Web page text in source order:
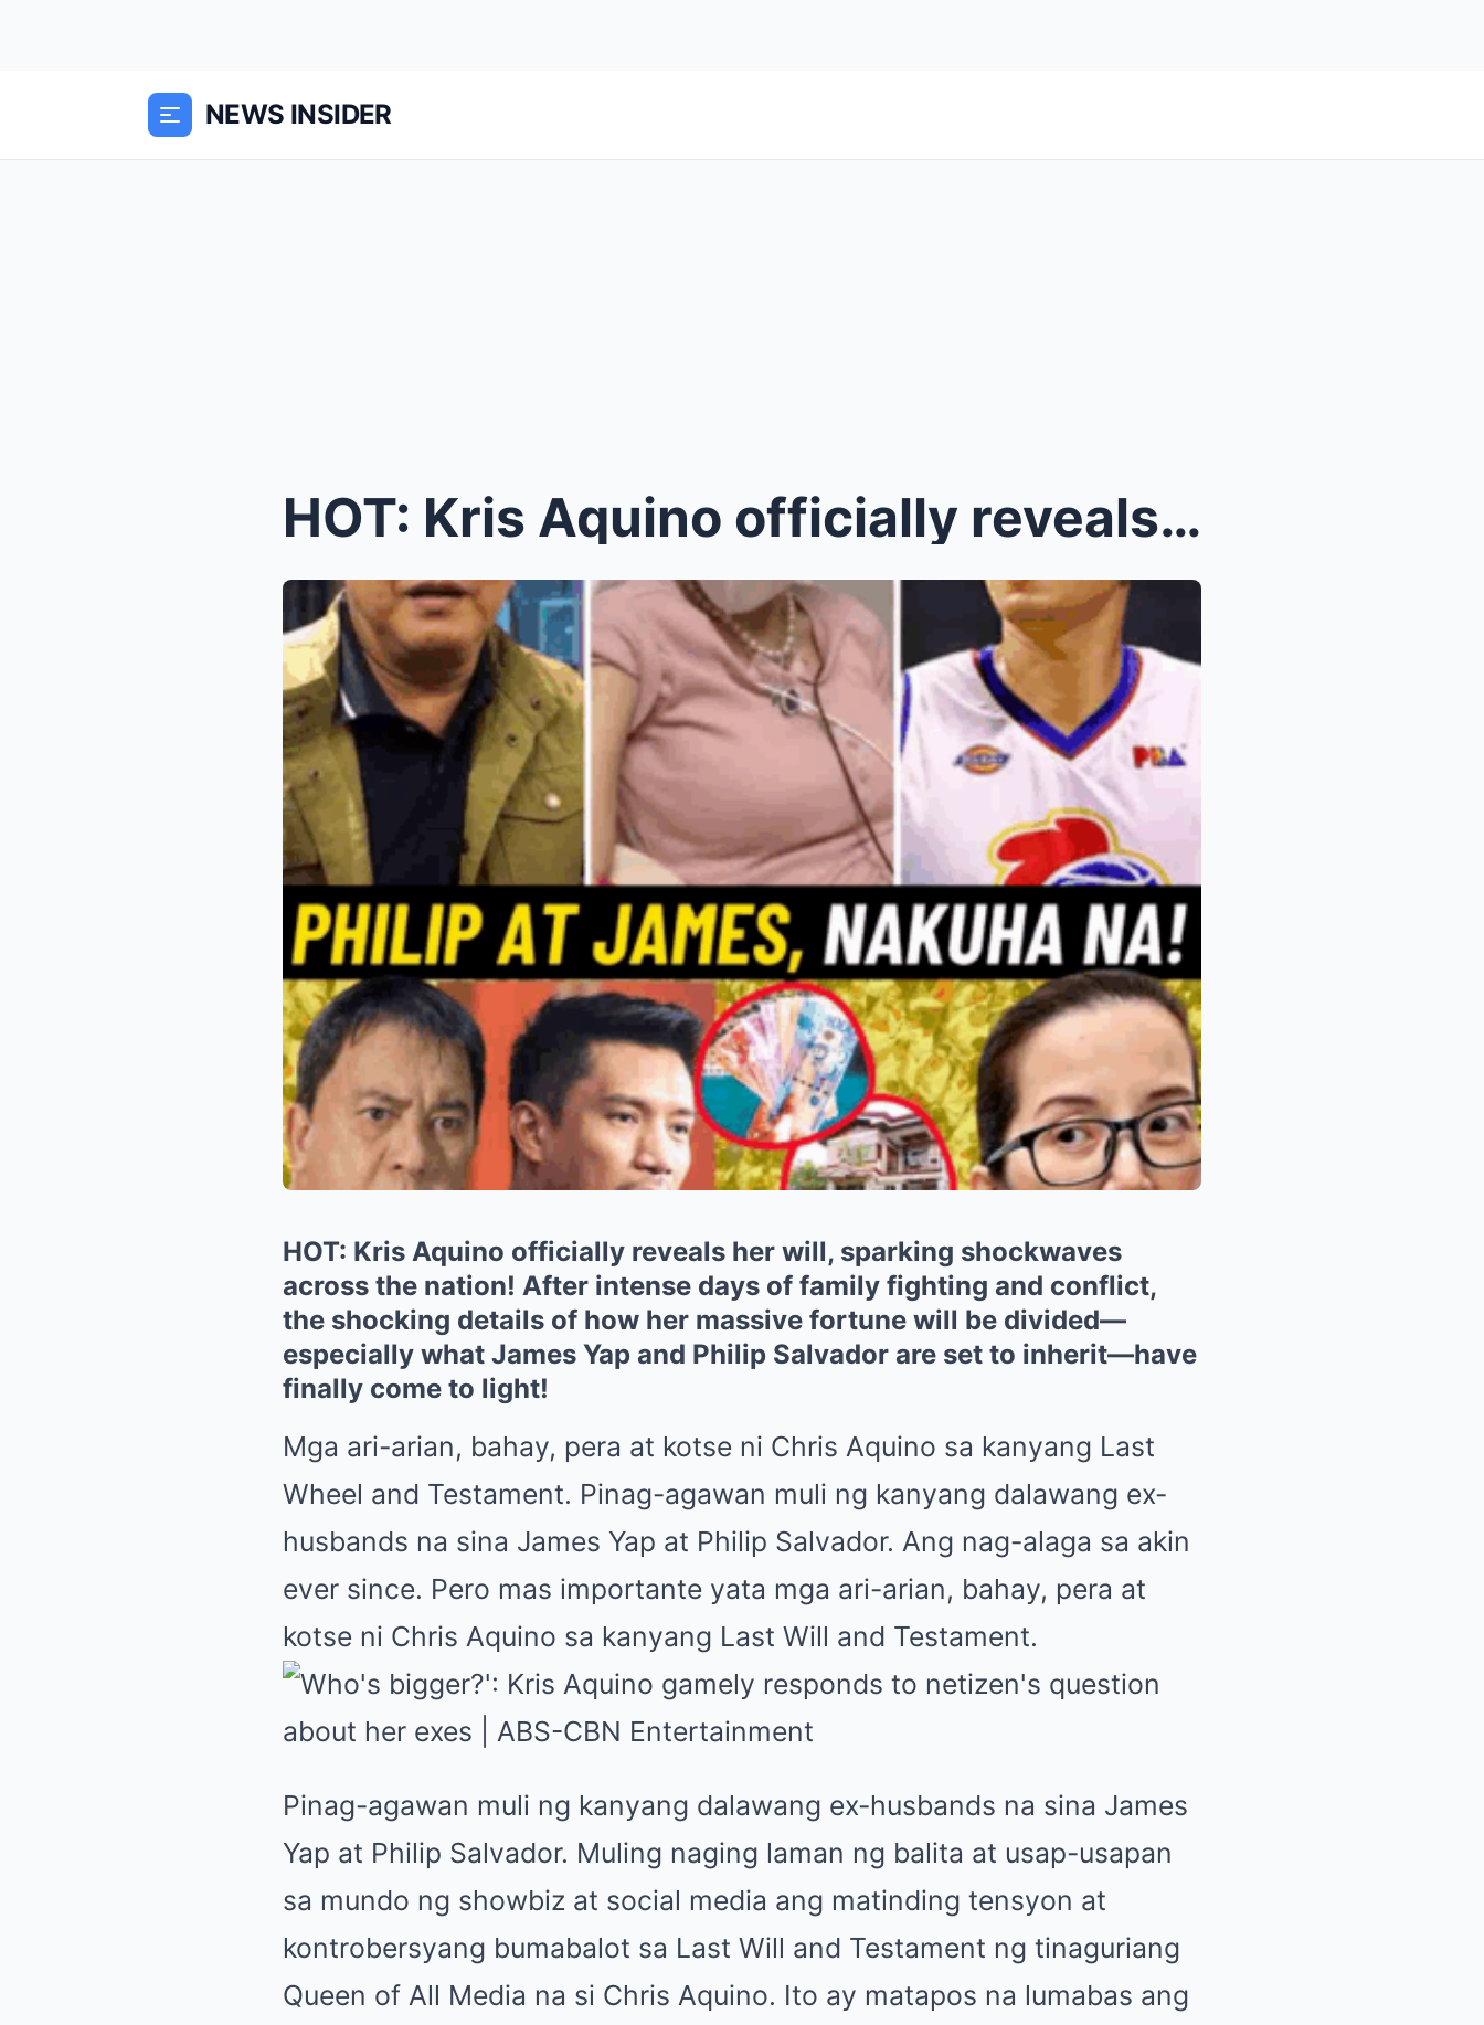
NEWS INSIDER
HOT: Kris Aquino officially reveals her will, spar...
HOT: Kris Aquino officially reveals her will, sparking shockwaves
across the nation! After intense days of family fighting and conflict,
the shocking details of how her massive fortune will be divided—
especially what James Yap and Philip Salvador are set to inherit—have
finally come to light!
Mga ari-arian, bahay, pera at kotse ni Chris Aquino sa kanyang Last
Wheel and Testament. Pinag-agawan muli ng kanyang dalawang ex-
husbands na sina James Yap at Philip Salvador. Ang nag-alaga sa akin
ever since. Pero mas importante yata mga ari-arian, bahay, pera at
kotse ni Chris Aquino sa kanyang Last Will and Testament.
Pinag-agawan muli ng kanyang dalawang ex-husbands na sina James
Yap at Philip Salvador. Muling naging laman ng balita at usap-usapan
sa mundo ng showbiz at social media ang matinding tensyon at
kontrobersyang bumabalot sa Last Will and Testament ng tinaguriang
Queen of All Media na si Chris Aquino. Ito ay matapos na lumabas ang